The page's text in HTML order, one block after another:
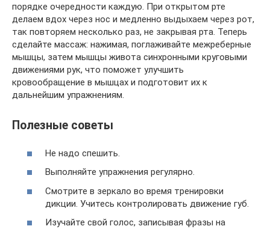
порядке очередности каждую. При открытом рте
делаем вдох через нос и медленно выдыхаем через рот,
так повторяем несколько раз, не закрывая рта. Теперь
сделайте массаж: нажимая, поглаживайте межреберные
мышцы, затем мышцы живота синхронными круговыми
движениями рук, что поможет улучшить
кровообращение в мышцах и подготовит их к
дальнейшим упражнениям.
Полезные советы
Не надо спешить.
Выполняйте упражнения регулярно.
Смотрите в зеркало во время тренировки
дикции. Учитесь контролировать движение губ.
Изучайте свой голос, записывая фразы на